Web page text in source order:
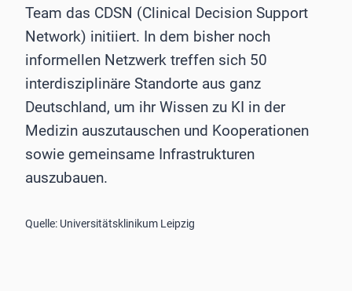
Team das CDSN (Clinical Decision Support
Network) initiiert. In dem bisher noch
informellen Netzwerk treffen sich 50
interdisziplinäre Standorte aus ganz
Deutschland, um ihr Wissen zu KI in der
Medizin auszutauschen und Kooperationen
sowie gemeinsame Infrastrukturen
auszubauen.
Quelle: Universitätsklinikum Leipzig